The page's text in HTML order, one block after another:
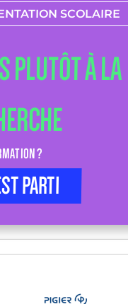
SCOLAIRE
PLUTÔT À LA
?
PARTI